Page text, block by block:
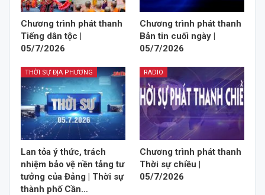
Chương trình phát thanh
Tiếng dân tộc |
05/7/2026
Chương trình phát thanh
Bản tin cuối ngày |
05/7/2026
THỜI SỰ ĐỊA PHƯƠNG
Lan tỏa ý thức, trách
nhiệm bảo vệ nền tảng tư
tưởng của Đảng | Thời sự
thành phố Cần…
RADIO
Chương trình phát thanh
Thời sự chiều |
05/7/2026